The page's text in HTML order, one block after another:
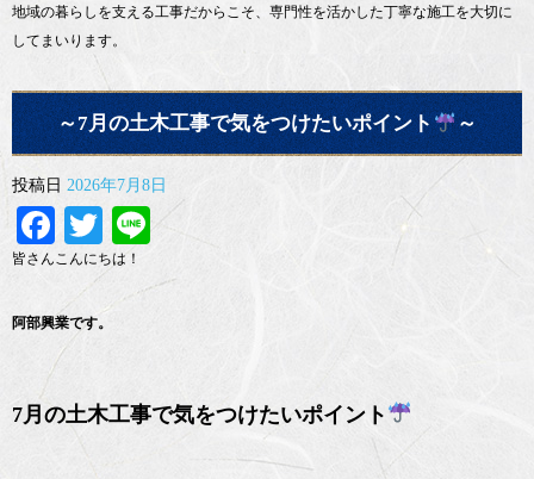
地域の暮らしを支える工事だからこそ、専門性を活かした丁寧な施工を大切に
してまいります。
～7月の土木工事で気をつけたいポイント ～
投稿日 2026年7月8日
Facebook
Twitter
Line
皆さんこんにちは！
阿部興業です。
7月の土木工事で気をつけたいポイント